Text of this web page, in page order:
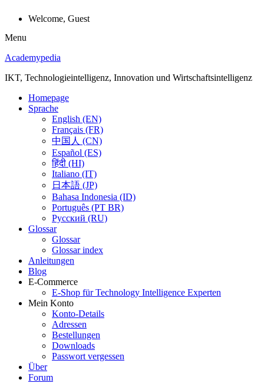
Welcome, Guest
Menu
Academypedia
IKT, Technologieintelligenz, Innovation und Wirtschaftsintelligenz
Homepage
Sprache
English (EN)
Français (FR)
中国人 (CN)
Español (ES)
हिंदी (HI)
Italiano (IT)
日本語 (JP)
Bahasa Indonesia (ID)
Português (PT BR)
Pусский (RU)
Glossar
Glossar
Glossar index
Anleitungen
Blog
E-Commerce
E-Shop für Technology Intelligence Experten
Mein Konto
Konto-Details
Adressen
Bestellungen
Downloads
Passwort vergessen
Über
Forum